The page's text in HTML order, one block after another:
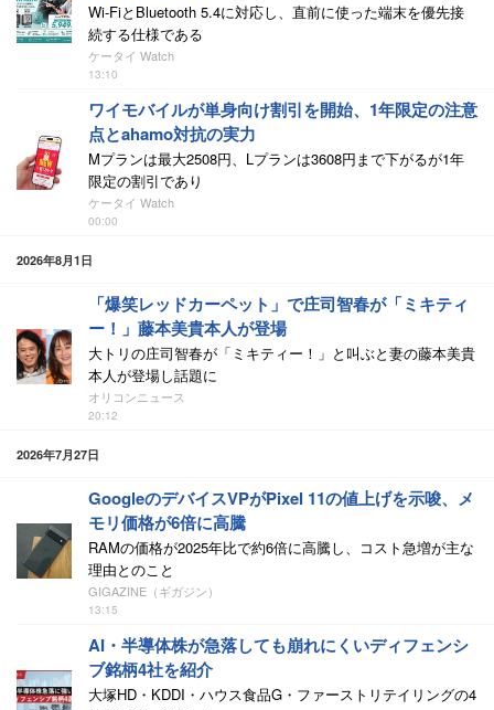
Wi-FiとBluetooth 5.4に対応し、直前に使った端末を優先接
続する仕様である
ケータイ Watch
13:10
ワイモバイルが単身向け割引を開始、1年限定の注意
点とahamo対抗の実力
Mプランは最大2508円、Lプランは3608円まで下がるが1年
限定の割引であり
ケータイ Watch
00:00
2026年8月1日
「爆笑レッドカーペット」で庄司智春が「ミキティ
ー！」藤本美貴本人が登場
大トリの庄司智春が「ミキティー！」と叫ぶと妻の藤本美貴
本人が登場し話題に
オリコンニュース
20:12
2026年7月27日
GoogleのデバイスVPがPixel 11の値上げを示唆、メ
モリ価格が6倍に高騰
RAMの価格が2025年比で約6倍に高騰し、コスト急増が主な
理由とのこと
GIGAZINE（ギガジン）
13:15
AI・半導体株が急落しても崩れにくいディフェンシ
ブ銘柄4社を紹介
大塚HD・KDDI・ハウス食品G・ファーストリテイリングの4